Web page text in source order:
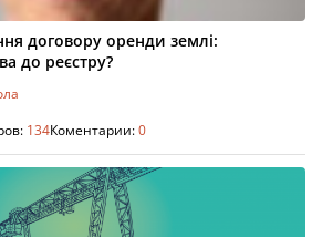
договору оренди землі:
до реєстру?
134Коментарии:0